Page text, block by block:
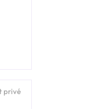
privé